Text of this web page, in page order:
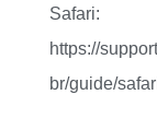
Safari:
https://
br/guide/